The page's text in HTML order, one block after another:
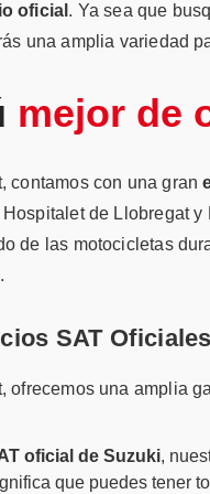
oficial . Ya sea que
una amplia variedad
mejor de
contamos con una gran
de Llobregat
de las motocicletas
SAT
ofrecemos una amplia
oficial de Suzuki,
que puedes tener